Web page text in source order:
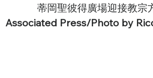
蒂岡聖彼得廣場迎接教宗
Associated Press/Photo by